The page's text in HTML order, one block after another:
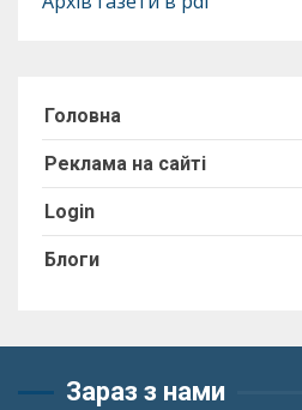
Головна
Реклама на сайті
Login
Блоги
Зараз з нами